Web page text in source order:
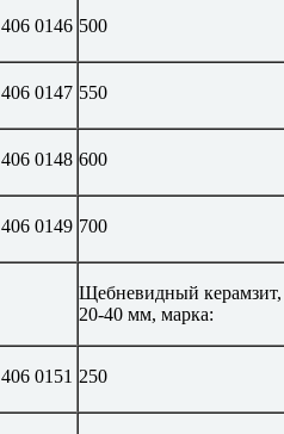
406 0146 500
406 0147 550
406 0148 600
406 0149 700
Щебневидный
20-40 мм, марка:
406 0151 250